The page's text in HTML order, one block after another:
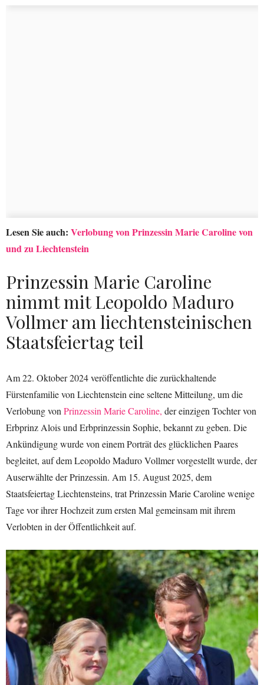
Lesen Sie auch: Verlobung von Prinzessin Marie Caroline von
und zu Liechtenstein
Prinzessin Marie Caroline
nimmt mit Leopoldo Maduro
Vollmer am liechtensteinischen
Staatsfeiertag teil
Am 22. Oktober 2024 veröffentlichte die zurückhaltende
Fürstenfamilie von Liechtenstein eine seltene Mitteilung, um die
Verlobung von Prinzessin Marie Caroline, der einzigen Tochter von
Erbprinz Alois und Erbprinzessin Sophie, bekannt zu geben. Die
Ankündigung wurde von einem Porträt des glücklichen Paares
begleitet, auf dem Leopoldo Maduro Vollmer vorgestellt wurde, der
Auserwählte der Prinzessin. Am 15. August 2025, dem
Staatsfeiertag Liechtensteins, trat Prinzessin Marie Caroline wenige
Tage vor ihrer Hochzeit zum ersten Mal gemeinsam mit ihrem
Verlobten in der Öffentlichkeit auf.